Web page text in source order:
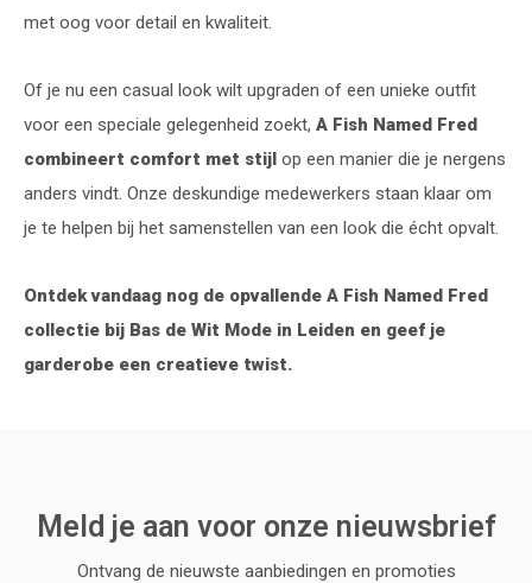
met oog voor detail en kwaliteit.
Of je nu een casual look wilt upgraden of een unieke outfit
voor een speciale gelegenheid zoekt, A Fish Named Fred
combineert comfort met stijl op een manier die je nergens
anders vindt. Onze deskundige medewerkers staan klaar om
je te helpen bij het samenstellen van een look die écht opvalt.
Ontdek vandaag nog de opvallende A Fish Named Fred
collectie bij Bas de Wit Mode in Leiden en geef je
garderobe een creatieve twist.
Meld je aan voor onze nieuwsbrief
Ontvang de nieuwste aanbiedingen en promoties